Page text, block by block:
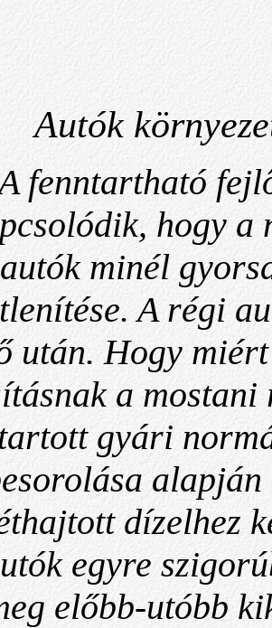
Autók
fenntartható
hogy
autók minél
A régi
után. Hogy
a mostani
gyári
dízelhez
egyre
előbb-utóbb